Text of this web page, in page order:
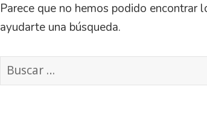
Parece que no hemos podido encontrar
ayudarte una búsqueda.
Buscar: